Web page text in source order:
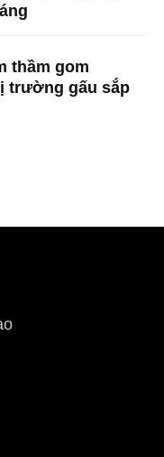
thầm gom
trường gấu sắp